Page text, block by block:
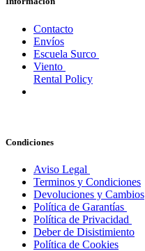
Contacto
Envíos
Escuela Surco
Viento
Rental Policy
Condiciones
Aviso Legal
Terminos y Condiciones
Devoluciones y Cambios
Política de Garantías
Política de Privacidad
Deber de Disistimiento
Política de Cookies